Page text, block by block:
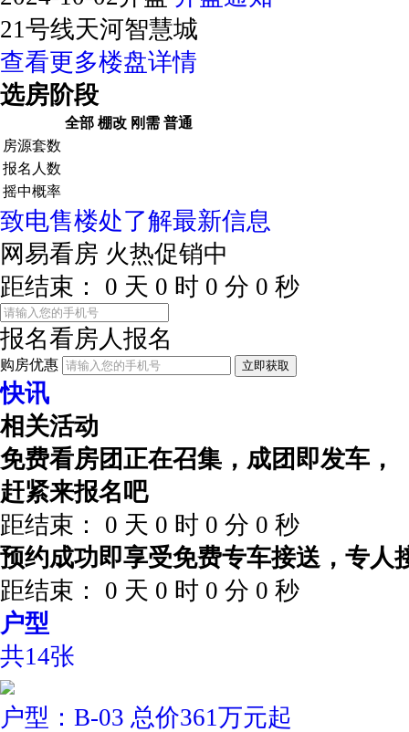
21号线天河智慧城
查看更多楼盘详情
选房阶段
全部 棚改 刚需 普通
房源套数
报名人数
摇中概率
致电售楼处了解最新信息
网易看房 火热促销中
距结束：
0 天 0 时 0 分 0 秒
报名看房人报名
购房优惠 立即获取
快讯
相关活动
免费看房团正在召集，成团即发车，
赶紧来报名吧
距结束：
0 天 0 时 0 分 0 秒
预约成功即享受免费专车接送，专人
距结束：
0 天 0 时 0 分 0 秒
户型
共14张
户型：B-03 总价361万元起